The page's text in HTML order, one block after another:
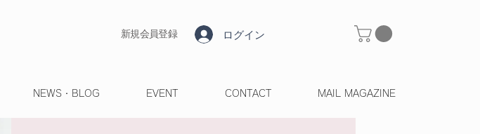
​新規会員登録 ログイン
NEWS・BLOG EVENT CONTACT MAIL MAGAZINE